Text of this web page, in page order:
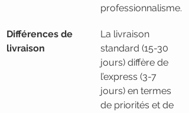
professionnalisme.
Différences de
livraison
La livraison
standard (15-30
jours) diffère de
l’express (3-7
jours) en termes
de priorités et de